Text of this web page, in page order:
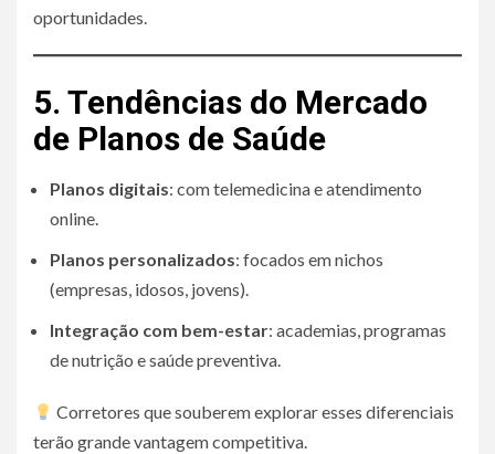
oportunidades.
5. Tendências do Mercado
de Planos de Saúde
Planos digitais: com telemedicina e atendimento
online.
Planos personalizados: focados em nichos
(empresas, idosos, jovens).
Integração com bem-estar: academias, programas
de nutrição e saúde preventiva.
Corretores que souberem explorar esses diferenciais
terão grande vantagem competitiva.